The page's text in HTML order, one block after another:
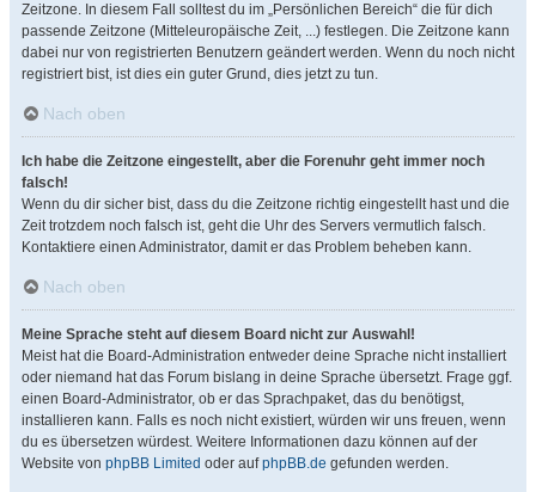
Zeitzone. In diesem Fall solltest du im „Persönlichen Bereich“ die für dich
passende Zeitzone (Mitteleuropäische Zeit, ...) festlegen. Die Zeitzone kann
dabei nur von registrierten Benutzern geändert werden. Wenn du noch nicht
registriert bist, ist dies ein guter Grund, dies jetzt zu tun.
Nach oben
Ich habe die Zeitzone eingestellt, aber die Forenuhr geht immer noch
falsch!
Wenn du dir sicher bist, dass du die Zeitzone richtig eingestellt hast und die
Zeit trotzdem noch falsch ist, geht die Uhr des Servers vermutlich falsch.
Kontaktiere einen Administrator, damit er das Problem beheben kann.
Nach oben
Meine Sprache steht auf diesem Board nicht zur Auswahl!
Meist hat die Board-Administration entweder deine Sprache nicht installiert
oder niemand hat das Forum bislang in deine Sprache übersetzt. Frage ggf.
einen Board-Administrator, ob er das Sprachpaket, das du benötigst,
installieren kann. Falls es noch nicht existiert, würden wir uns freuen, wenn
du es übersetzen würdest. Weitere Informationen dazu können auf der
Website von phpBB Limited oder aufphpBB.de gefunden werden.